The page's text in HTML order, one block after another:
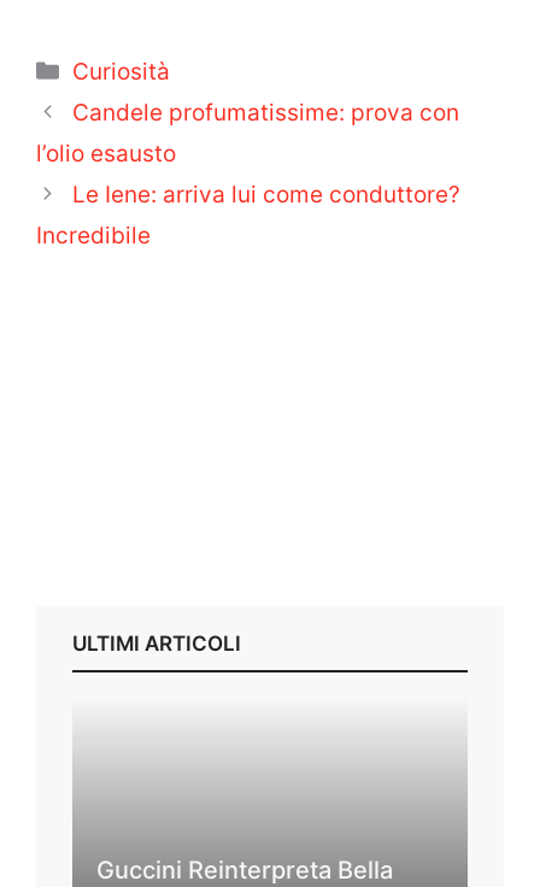
Categorie
Curiosità
Candele profumatissime: prova con
l’olio esausto
Le Iene: arriva lui come conduttore?
Incredibile
ULTIMI ARTICOLI
Guccini Reinterpreta Bella